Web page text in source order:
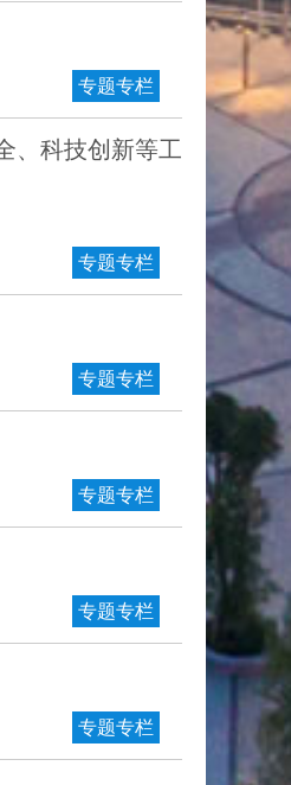
专题专栏
、科技创新等工
专题专栏
专题专栏
专题专栏
专题专栏
专题专栏